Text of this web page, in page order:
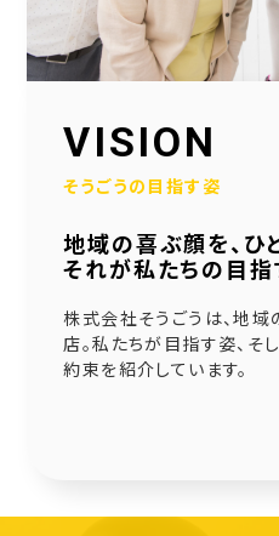
VISION
そうごうの目指す姿
地域の喜ぶ顔を、ひ
それが私たちの目指
株式会社そうごうは、地域
店。私たちが目指す姿、そ
約束を紹介しています。